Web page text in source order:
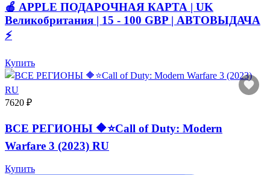
🍎 APPLE ПОДАРОЧНАЯ КАРТА | UK
Великобритания | 15 - 100 GBP | АВТОВЫДАЧА
⚡️
Купить
7620 ₽
ВСЕ РЕГИОНЫ 🔶⭐Call of Duty: Modern
Warfare 3 (2023) RU
Купить